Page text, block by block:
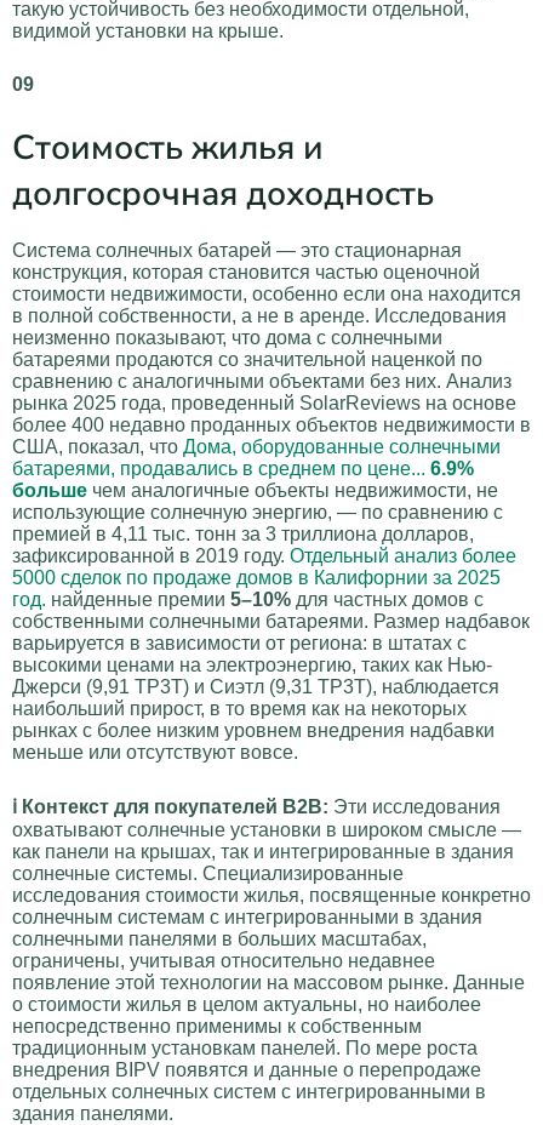
такую устойчивость без необходимости отдельной,
видимой установки на крыше.
09
Стоимость жилья и
долгосрочная доходность
Система солнечных батарей — это стационарная
конструкция, которая становится частью оценочной
стоимости недвижимости, особенно если она находится
в полной собственности, а не в аренде. Исследования
неизменно показывают, что дома с солнечными
батареями продаются со значительной наценкой по
сравнению с аналогичными объектами без них. Анализ
рынка 2025 года, проведенный SolarReviews на основе
более 400 недавно проданных объектов недвижимости в
США, показал, что Дома, оборудованные солнечными
батареями, продавались в среднем по цене... 6.9%
больше чем аналогичные объекты недвижимости, не
использующие солнечную энергию, — по сравнению с
премией в 4,11 тыс. тонн за 3 триллиона долларов,
зафиксированной в 2019 году. Отдельный анализ более
5000 сделок по продаже домов в Калифорнии за 2025
год. найденные премии 5–10% для частных домов с
собственными солнечными батареями. Размер надбавок
варьируется в зависимости от региона: в штатах с
высокими ценами на электроэнергию, таких как Нью-
Джерси (9,91 TP3T) и Сиэтл (9,31 TP3T), наблюдается
наибольший прирост, в то время как на некоторых
рынках с более низким уровнем внедрения надбавки
меньше или отсутствуют вовсе.
ℹ️ Контекст для покупателей B2B: Эти исследования
охватывают солнечные установки в широком смысле —
как панели на крышах, так и интегрированные в здания
солнечные системы. Специализированные
исследования стоимости жилья, посвященные конкретно
солнечным системам с интегрированными в здания
солнечными панелями в больших масштабах,
ограничены, учитывая относительно недавнее
появление этой технологии на массовом рынке. Данные
о стоимости жилья в целом актуальны, но наиболее
непосредственно применимы к собственным
традиционным установкам панелей. По мере роста
внедрения BIPV появятся и данные о перепродаже
отдельных солнечных систем с интегрированными в
здания панелями.